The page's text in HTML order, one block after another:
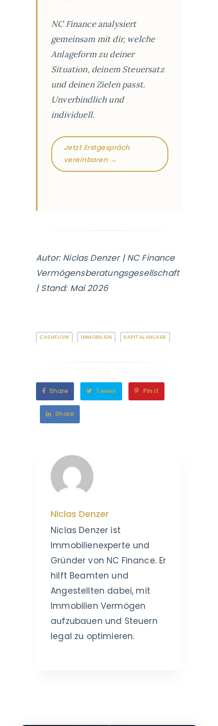
NC Finance analysiert
gemeinsam mit dir, welche
Anlageform zu deiner
Situation, deinem Steuersatz
und deinen Zielen passt.
Unverbindlich und
individuell.
Jetzt Erstgespräch
vereinbaren →
Autor: Niclas Denzer | NC Finance
Vermögensberatungsgesellschaft
| Stand: Mai 2026
CASHFLOW IMMOBILIEN KAPITALANLAGE
Share Tweet Pin it
Share
Niclas Denzer
Niclas Denzer ist
Immobilienexperte und
Gründer von NC Finance. Er
hilft Beamten und
Angestellten dabei, mit
Immobilien Vermögen
aufzubauen und Steuern
legal zu optimieren.